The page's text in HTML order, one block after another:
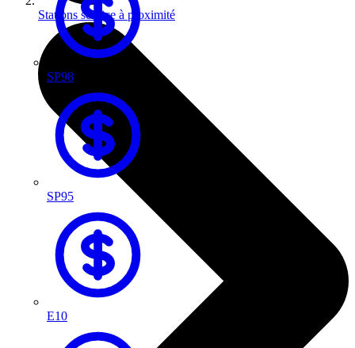
SP98
SP95
E10
Stations service à proximité